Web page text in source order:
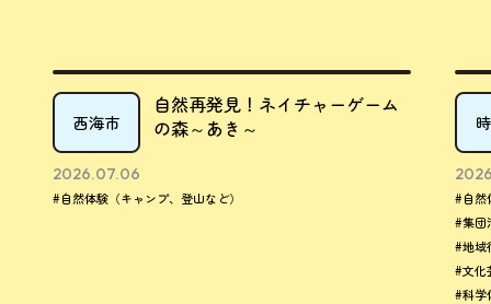
西海市
自然再発見！ネイチャーゲーム
の森～あき～
2026.07.06
#自然体験（キャンプ、登山など）
#自然
#集団
#地域
#文化
#科学